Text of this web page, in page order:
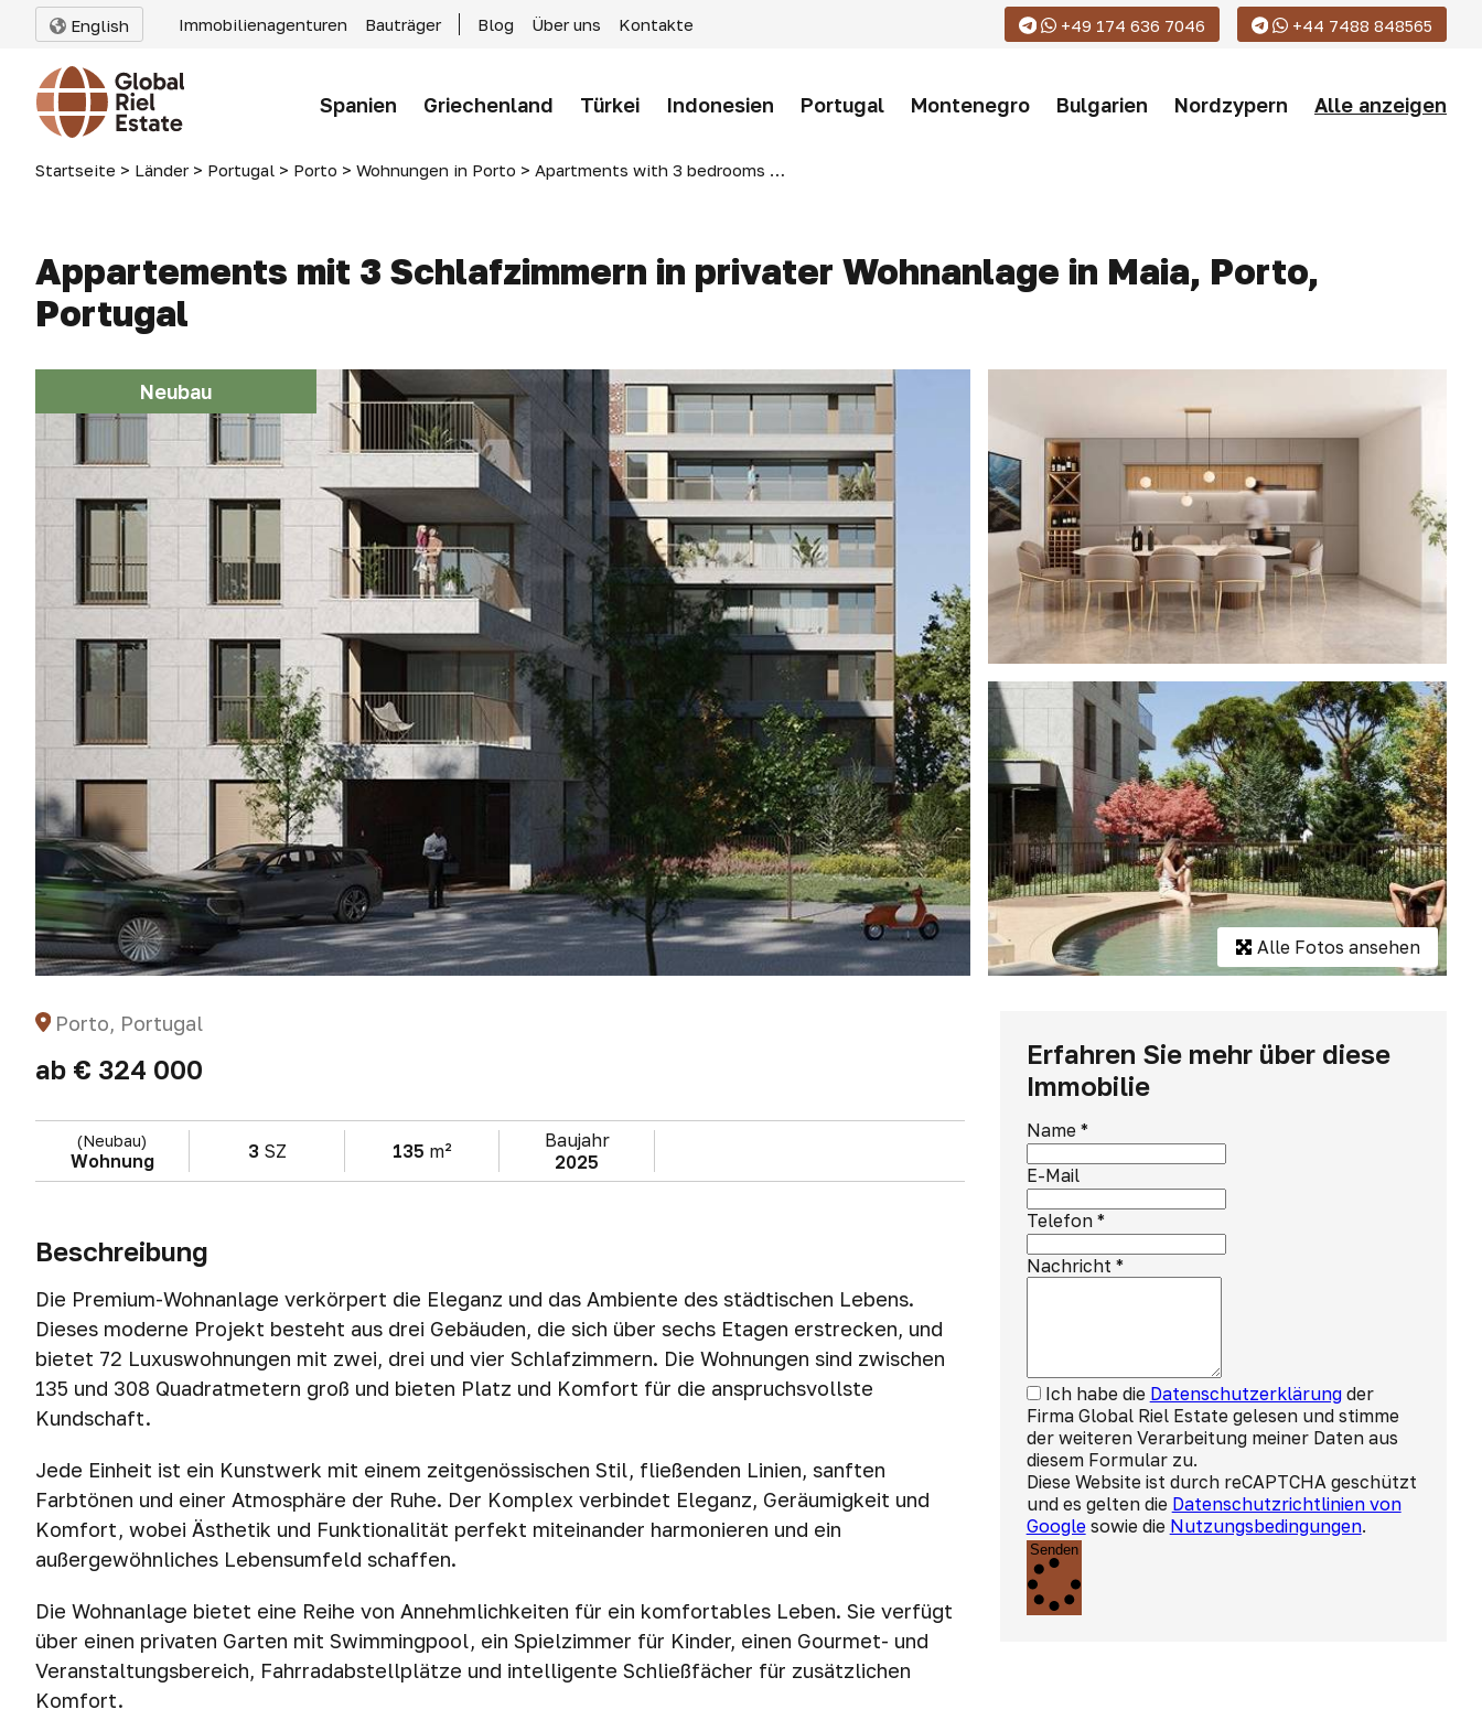
English Immobilienagenturen Bauträger Blog Über uns Kontakte +49 174 636 7046 +44 7488 848565
Spanien Griechenland Türkei Indonesien Portugal Montenegro Bulgarien Nordzypern Alle anzeigen
Startseite > Länder > Portugal > Porto > Wohnungen in Porto > Apartments with 3 bedrooms in private condominium in Maia, Porto, Portugal
Appartements mit 3 Schlafzimmern in privater Wohnanlage in Maia, Porto,
Portugal
Neubau
Alle Fotos ansehen
Porto, Portugal
ab € 324 000
(Neubau)
Wohnung 3 SZ 135 m²
Baujahr
2025
Beschreibung
Die Premium-Wohnanlage verkörpert die Eleganz und das Ambiente des städtischen Lebens.
Dieses moderne Projekt besteht aus drei Gebäuden, die sich über sechs Etagen erstrecken, und
bietet 72 Luxuswohnungen mit zwei, drei und vier Schlafzimmern. Die Wohnungen sind zwischen
135 und 308 Quadratmetern groß und bieten Platz und Komfort für die anspruchsvollste
Kundschaft.
Jede Einheit ist ein Kunstwerk mit einem zeitgenössischen Stil, fließenden Linien, sanften
Farbtönen und einer Atmosphäre der Ruhe. Der Komplex verbindet Eleganz, Geräumigkeit und
Komfort, wobei Ästhetik und Funktionalität perfekt miteinander harmonieren und ein
außergewöhnliches Lebensumfeld schaffen.
Die Wohnanlage bietet eine Reihe von Annehmlichkeiten für ein komfortables Leben. Sie verfügt
über einen privaten Garten mit Swimmingpool, ein Spielzimmer für Kinder, einen Gourmet- und
Veranstaltungsbereich, Fahrradabstellplätze und intelligente Schließfächer für zusätzlichen
Komfort.
Erfahren Sie mehr über diese
Immobilie
Name*
E-Mail
Telefon*
Nachricht *
Ich habe die Datenschutzerklärungder
Firma Global Riel Estate gelesen und stimme
der weiteren Verarbeitung meiner Daten aus
diesem Formular zu.
Diese Website ist durch reCAPTCHA geschützt
und es gelten die Datenschutzrichtlinien von
Googlesowie die Nutzungsbedingungen.
Senden